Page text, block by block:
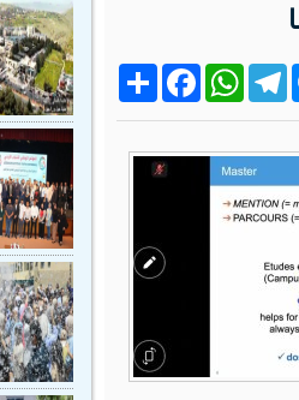
ShareFacebookWhatsAppTelegram